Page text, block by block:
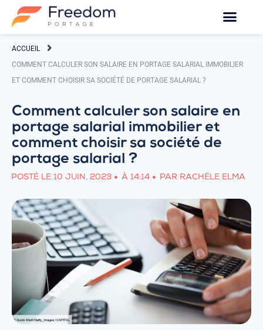
ACCUEIL
COMMENT CALCULER SON SALAIRE EN PORTAGE SALARIAL IMMOBILIER
ET COMMENT CHOISIR SA SOCIÉTÉ DE PORTAGE SALARIAL ?
Comment calculer son salaire en
portage salarial immobilier et
comment choisir sa société de
portage salarial ?
POSTÉ LE 10 JUIN, 2023 À 14:14 PAR RACHËLE ELMA